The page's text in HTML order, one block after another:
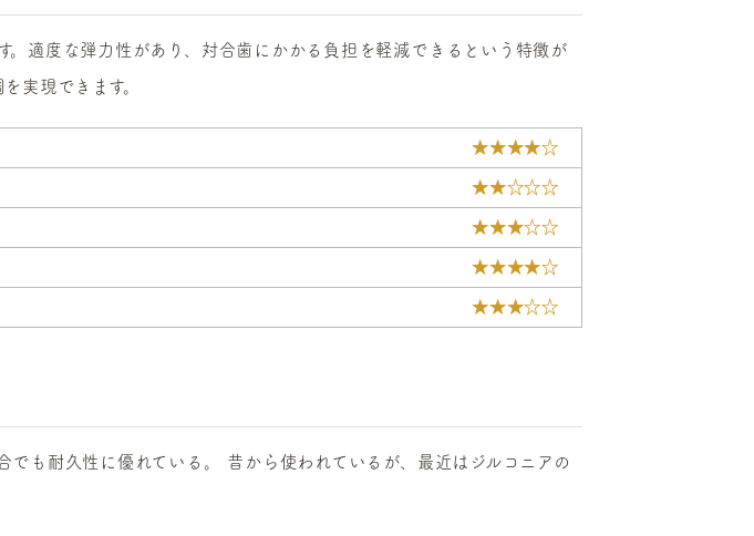
適度な弾力性があり、対合歯にかかる負担を軽減できるという特徴が
実現できます。
★★★★☆
★★☆☆☆
★★★☆☆
★★★★☆
★★★☆☆
も耐久性に優れている。 昔から使われているが、最近はジルコニアの